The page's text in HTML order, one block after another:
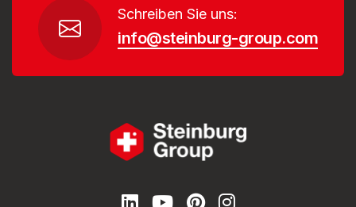
Schreiben Sie uns:
info@steinburg-group.com